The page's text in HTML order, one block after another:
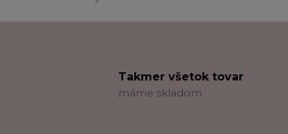
Takmer všetok tovar
máme skladom